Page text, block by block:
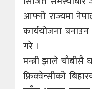
आफ्नो राज्यमा
कार्ययोजना
गरे ।
मन्त्री झाले चौबीसै
फ्रिक्वेन्सीको